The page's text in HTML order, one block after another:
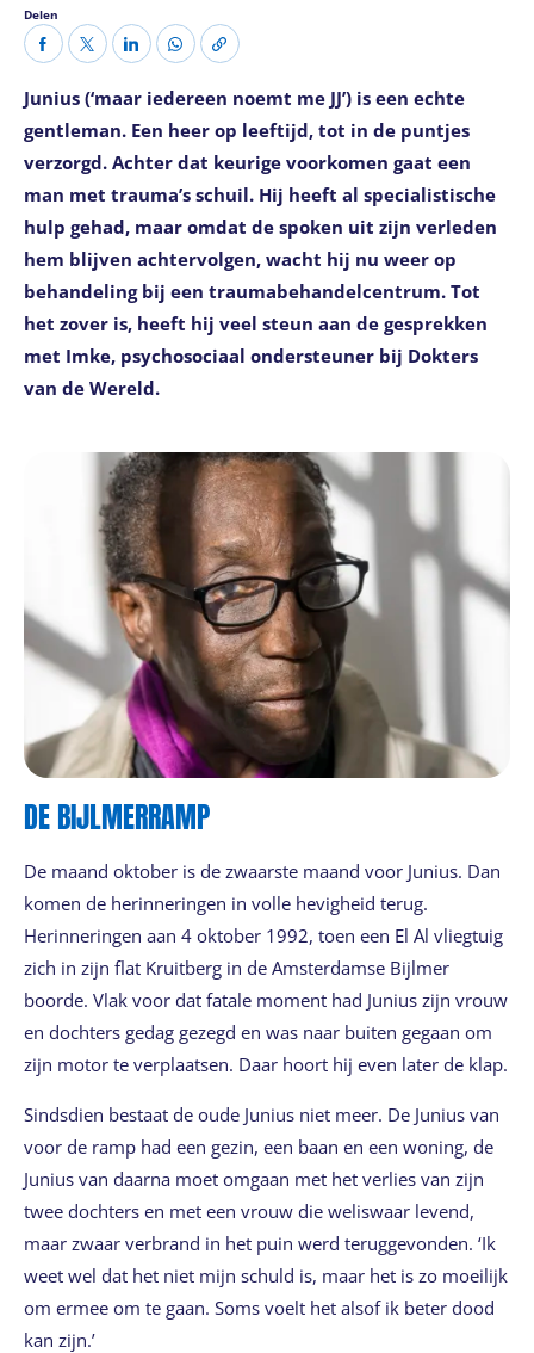
Delen
Junius (‘maar iedereen noemt me JJ’) is een echte
gentleman. Een heer op leeftijd, tot in de puntjes
verzorgd. Achter dat keurige voorkomen gaat een
man met trauma’s schuil. Hij heeft al specialistische
hulp gehad, maar omdat de spoken uit zijn verleden
hem blijven achtervolgen, wacht hij nu weer op
behandeling bij een traumabehandelcentrum.Tot
het zover is, heeft hij veel steun aan de gesprekken
met Imke, psychosociaal ondersteuner bij Dokters
van de Wereld.
DE BIJLMERRAMP
De maand oktober is de zwaarste maand voor Junius. Dan
komen de herinneringen in volle hevigheid terug.
Herinneringen aan 4 oktober 1992, toen een El Al vliegtuig
zich in zijn flat Kruitberg in de Amsterdamse Bijlmer
boorde. Vlak voor dat fatale moment had Junius zijn vrouw
en dochters gedag gezegd en was naar buiten gegaan om
zijn motor te verplaatsen. Daar hoort hij even later de klap.
Sindsdien bestaat de oude Junius niet meer. De Junius van
voor de ramp had een gezin, een baan en een woning, de
Junius van daarna moet omgaan met het verlies van zijn
twee dochters en met een vrouw die weliswaar levend,
maar zwaar verbrand in het puin werd teruggevonden. ‘Ik
weet wel dat het niet mijn schuld is, maar het is zo moeilijk
om ermee om te gaan. Soms voelt het alsof ik beter dood
kan zijn.’